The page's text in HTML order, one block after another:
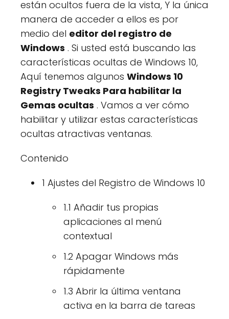
están ocultos fuera de la vista, Y la única
manera de acceder a ellos es por
medio del editor del registro de
Windows . Si usted está buscando las
características ocultas de Windows 10,
Aquí tenemos algunos Windows 10
Registry Tweaks Para habilitar la
Gemas ocultas . Vamos a ver cómo
habilitar y utilizar estas características
ocultas atractivas ventanas.
Contenido
1 Ajustes del Registro de Windows 10
1.1 Añadir tus propias
aplicaciones al menú
contextual
1.2 Apagar Windows más
rápidamente
1.3 Abrir la última ventana
activa en la barra de tareas